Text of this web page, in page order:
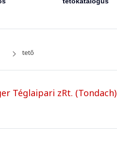
tető
Téglaipari zRt. (Tondach)